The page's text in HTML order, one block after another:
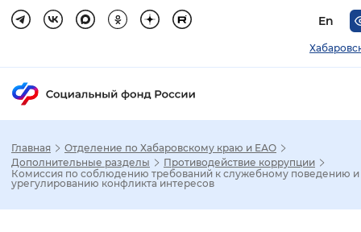
En
Главная
Отделение по Хабаровскому краю и ЕАО
Дополнительные разделы
Противодействие коррупции
Комиссия по соблюдению требований к служебному поведению и
урегулированию конфликта интересов